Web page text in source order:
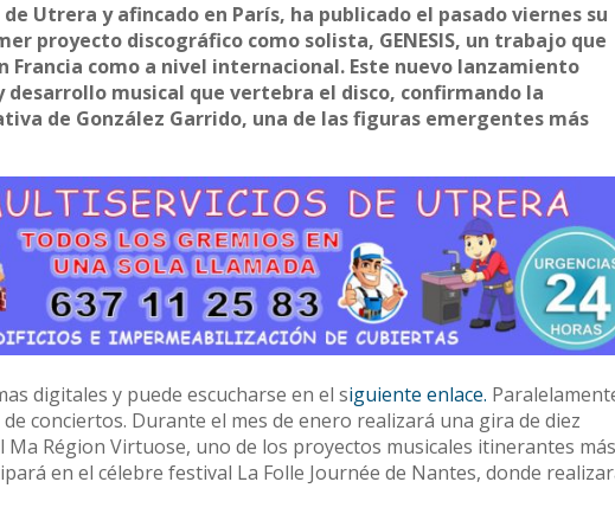
Utrera y afincado en París, ha publicado el pasado viernes su
proyecto discográfico como solista, GENESIS, un trabajo que
como a nivel internacional. Este nuevo lanzamiento
musical que vertebra el disco, confirmando la
de González Garrido, una de las figuras emergentes más
digitales y puede escucharse en el siguiente enlace.
conciertos. Durante el mes de enero realizará una gira de diez
Région Virtuose, uno de los proyectos musicales itinerantes más
en el célebre festival La Folle Journée de Nantes, donde